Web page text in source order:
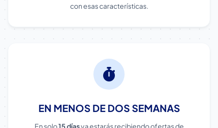
con esas características.
EN MENOS DE DOS SEMANAS
En solo15 díasya estarás recibiendo ofertas de